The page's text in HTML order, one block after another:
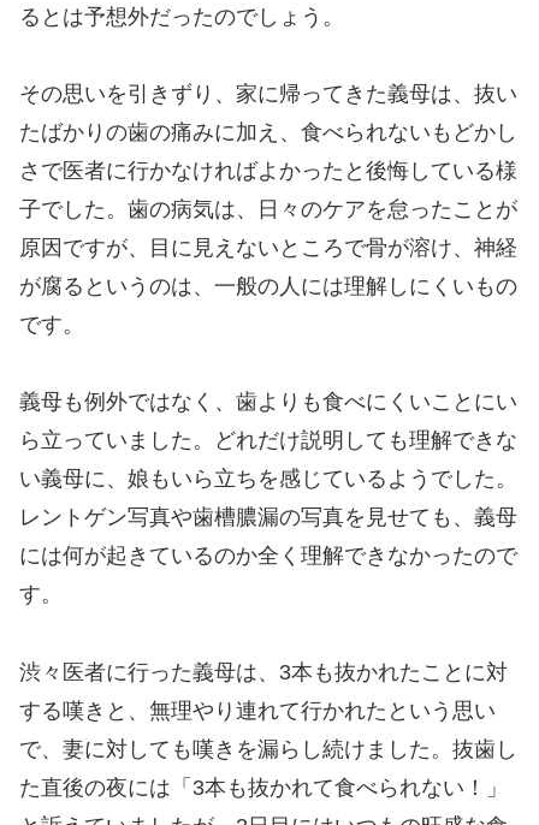
るとは予想外だったのでしょう。
その思いを引きずり、家に帰ってきた義母は、抜い
たばかりの歯の痛みに加え、食べられないもどかし
さで医者に行かなければよかったと後悔している様
子でした。歯の病気は、日々のケアを怠ったことが
原因ですが、目に見えないところで骨が溶け、神経
が腐るというのは、一般の人には理解しにくいもの
です。
義母も例外ではなく、歯よりも食べにくいことにい
ら立っていました。どれだけ説明しても理解できな
い義母に、娘もいら立ちを感じているようでした。
レントゲン写真や歯槽膿漏の写真を見せても、義母
には何が起きているのか全く理解できなかったので
す。
渋々医者に行った義母は、3本も抜かれたことに対
する嘆きと、無理やり連れて行かれたという思い
で、妻に対しても嘆きを漏らし続けました。抜歯し
た直後の夜には「3本も抜かれて食べられない！」